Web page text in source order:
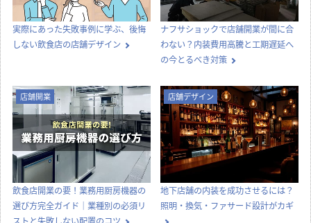
実際にあった失敗事例に学ぶ、後悔
しない飲食店の店舗デザイン
ナフサショックで店舗開業が間に合
わない？内装費用高騰と工期遅延へ
の今とるべき対策
店舗開業
飲食店開業の要！業務用厨房機器の
選び方完全ガイド｜業種別の必須リ
店舗デザイン
地下店舗の内装を成功させるには？
照明・換気・ファサード設計がカギ